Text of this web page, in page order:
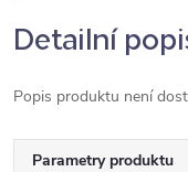
Detailní
Popis produktu není
Parametry produktu